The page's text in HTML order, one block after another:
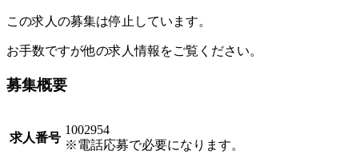
この求人の募集は停止しています。
お手数ですが他の求人情報をご覧ください。
募集概要
求人番号
1002954
※電話応募で必要になります。